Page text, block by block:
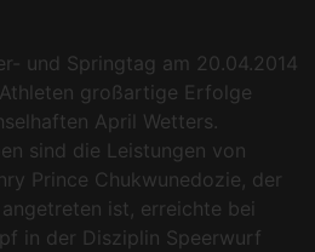
und Springtag am 20.04.2014
großartige Erfolge
April Wetters.
sind die Leistungen von
Prince Chukwunedozie, der
ist, erreichte bei
in der Disziplin Speerwurf